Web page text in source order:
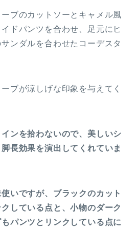
ブのカットソーとキャメル風
ドパンツを合わせ、足元にヒ
ンダルを合わせたコーデスタ
ブが涼しげな印象を与えてく
ンを拾わないので、美しいシ
長効果を演出してくれていま
いですが、ブラックのカット
している点と、小物のダーク
パンツとリンクしている点に